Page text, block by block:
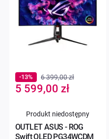
OUTLET ASUS - ROG
Swift OLED PG34WCDM
Special
Price
5 599,00 zł
-13% 6 399,00 zł
Produkt niedostępny